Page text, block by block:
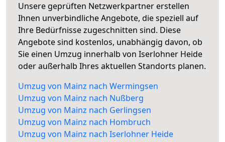
Unsere geprüften Netzwerkpartner erstellen
Ihnen unverbindliche Angebote, die speziell auf
Ihre Bedürfnisse zugeschnitten sind. Diese
Angebote sind kostenlos, unabhängig davon, ob
Sie einen Umzug innerhalb von Iserlohner Heide
oder außerhalb Ihres aktuellen Standorts planen.
Umzug von Mainz nach Wermingsen
Umzug von Mainz nach Nußberg
Umzug von Mainz nach Gerlingsen
Umzug von Mainz nach Hombruch
Umzug von Mainz nach Iserlohner Heide